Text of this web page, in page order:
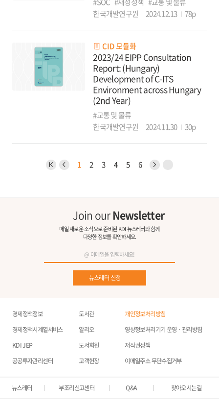
한국개발연구원
2024.12.13 78p
CID 모듈화
2023/24 EIPP Consultation
Report: (Hungary)
Development of C-ITS
Environment across Hungary
(2nd Year)
#교통 및 물류
한국개발연구원
2024.11.30 30p
1 2 3 4 5 6
Join ourNewsletter
매일 새로운 소식으로 준비된 KDI 뉴스레터와 함께
다양한 정보를 확인하세요.
뉴스레터 신청
경제정책정보
경제정책시계열서비스
KDI JEP
공공투자관리센터
도서관
알리오
도서회원
고객헌장
개인정보처리방침
영상정보처리기기 운영ㆍ관리방침
저작권정책
이메일주소 무단수집거부
뉴스레터 부조리신고센터 Q&A 찾아오시는길